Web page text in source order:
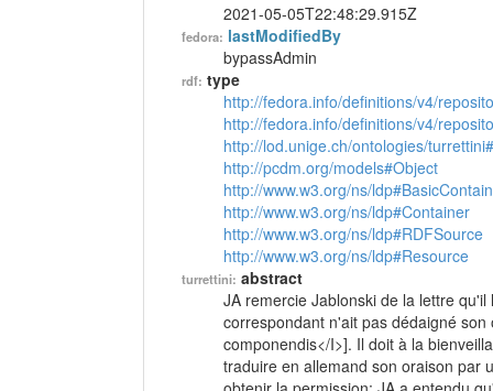
2021-05-05T22:48:29.915Z
fedora: lastModifiedBy
bypassAdmin
rdf: type
http://fedora.info/definitions/v4/
http://fedora.info/definitions/v4/
http://lod.unige.ch/ontologies/
http://pcdm.org/models#Object
http://www.w3.org/ns/
http://www.w3.org/ns/ldp#Container
http://www.w3.org/ns/ldp#RDFSource
http://www.w3.org/ns/ldp#Resource
turrettini: abstract
JA remercie Jablonski de la lettre
correspondant n'ait pas dédaigné
componendis</I>]. Il doit à la
traduire en allemand son oraison par